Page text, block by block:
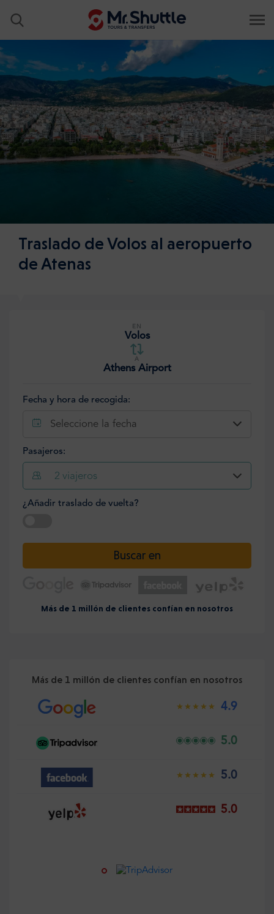
Traslado de Volos al aeropuerto
de Atenas
EN
Volos
A
Athens Airport
Fecha y hora de recogida:
Seleccione la fecha
Pasajeros:
2 viajeros
¿Añadir traslado de vuelta?
Buscar en
Más de 1 millón de clientes confían en nosotros
Más de 1 millón de clientes confían en nosotros
4.9
5.0
5.0
5.0